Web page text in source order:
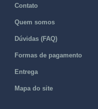
Contato
Quem somos
Dúvidas (FAQ)
Formas de pagamento
Entrega
Mapa do site